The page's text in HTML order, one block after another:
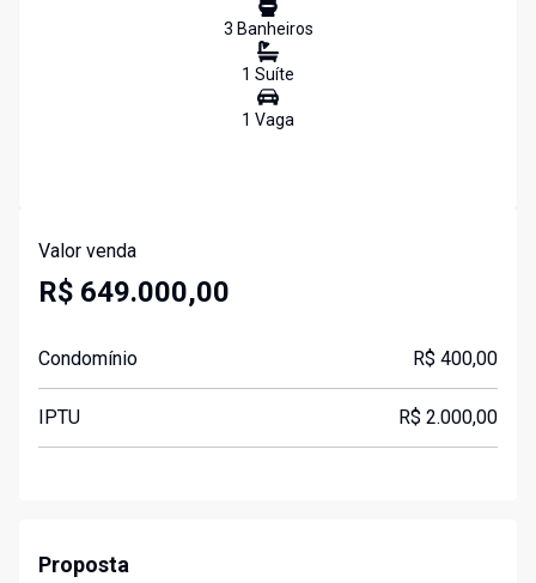
3 Banheiros
1 Suíte
1 Vaga
Valor venda
R$ 649.000,00
Condomínio R$ 400,00
IPTU R$ 2.000,00
Proposta